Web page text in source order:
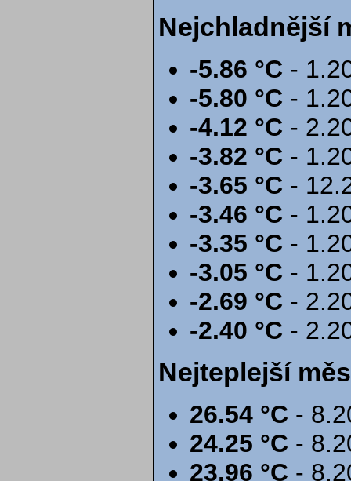
Nejchladnější
-5.86 °C -
-5.80 °C -
-4.12 °C -
-3.82 °C -
-3.65 °C -
-3.46 °C -
-3.35 °C -
-3.05 °C -
-2.69 °C -
-2.40 °C -
Nejteplejší
26.54 °C -
24.25 °C -
23.96 °C -